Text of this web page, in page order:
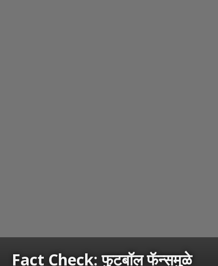
Fact Check: फुटबॉल फॅन्समुळे